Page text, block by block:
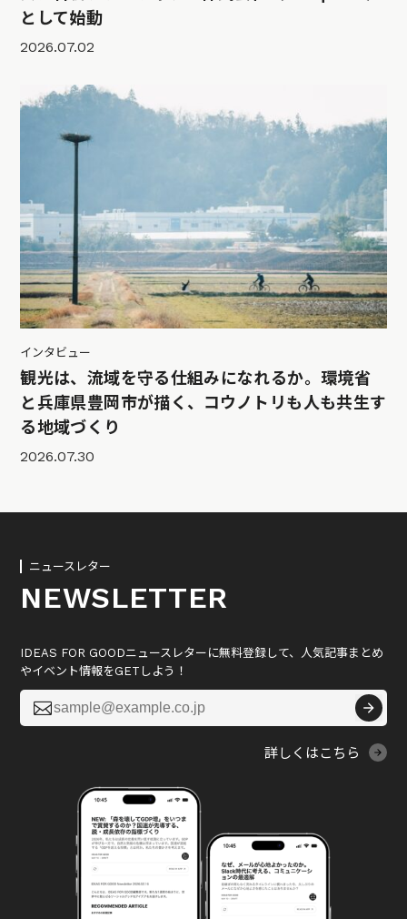
として始動
2026.07.02
インタビュー
観光は、流域を守る仕組みになれるか。環境省
と兵庫県豊岡市が描く、コウノトリも人も共生す
る地域づくり
2026.07.30
ニュースレター
NEWSLETTER
IDEAS FOR GOODニュースレターに無料登録して、人気記事まとめ
やイベント情報をGETしよう！

詳しくはこちら